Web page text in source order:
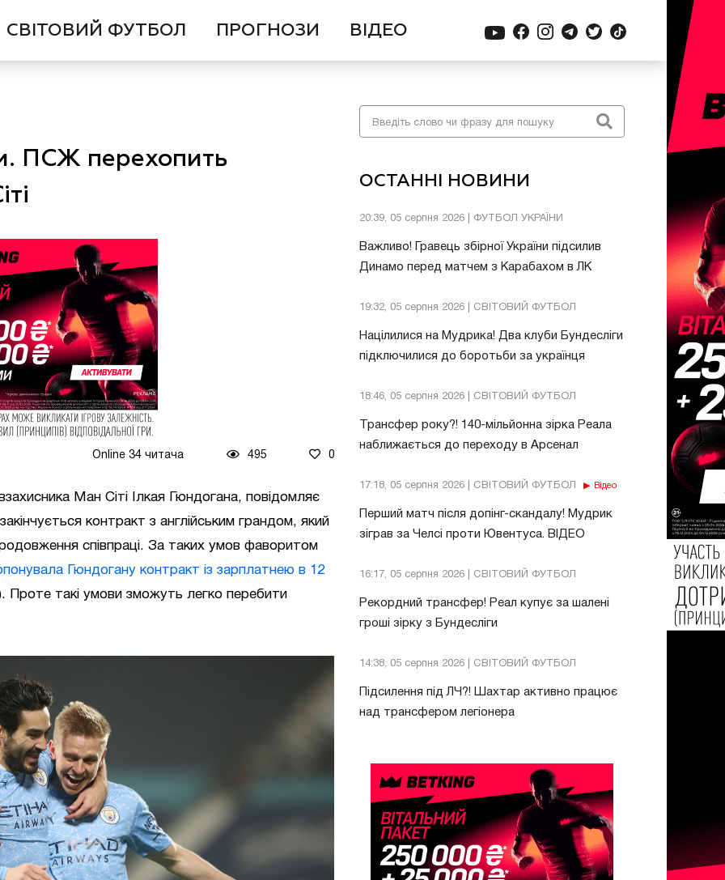
СВІТОВИЙ ФУТБОЛ ПРОГНОЗИ ВІДЕО
ОСТАННІ НОВИНИ
20:39, 05 серпня 2026 | ФУТБОЛ УКРАЇНИ
Важливо! Гравець збірної України підсилив
Динамо перед матчем з Карабахом в ЛК
19:32, 05 серпня 2026 | СВІТОВИЙ ФУТБОЛ
Націлилися на Мудрика! Два клуби Бундесліги
підключилися до боротьби за українця
18:46, 05 серпня 2026 | СВІТОВИЙ ФУТБОЛ
Трансфер року?! 140-мільйонна зірка Реала
наближається до переходу в Арсенал
17:18, 05 серпня 2026 | СВІТОВИЙ ФУТБОЛ Відео
Перший матч після допінг-скандалу! Мудрик
зіграв за Челсі проти Ювентуса. ВІДЕО
16:17, 05 серпня 2026 | СВІТОВИЙ ФУТБОЛ
Рекордний трансфер! Реал купує за шалені
гроші зірку з Бундесліги
14:38, 05 серпня 2026 | СВІТОВИЙ ФУТБОЛ
Підсилення під ЛЧ?! Шахтар активно працює
над трансфером легіонера
ПСЖ перехопить
Online 34 читача 495 0
Ман Сіті Ілкая Гюндогана, повідомляє
контракт з англійським грандом, який
співпраці. За таких умов фаворитом
Гюндогану контракт із зарплатнею в 12
Проте такі умови зможуть легко перебити